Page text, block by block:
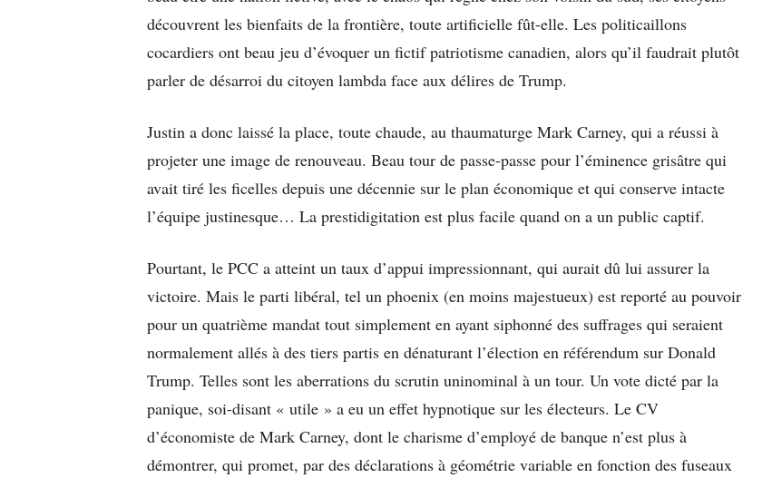
découvrent les bienfaits de la frontière, toute artificielle fût-elle. Les politicaillons
cocardiers ont beau jeu d’évoquer un fictif patriotisme canadien, alors qu’il faudrait plutôt
parler de désarroi du citoyen lambda face aux délires de Trump.
Justin a donc laissé la place, toute chaude, au thaumaturge Mark Carney, qui a réussi à
projeter une image de renouveau. Beau tour de passe-passe pour l’éminence grisâtre qui
avait tiré les ficelles depuis une décennie sur le plan économique et qui conserve intacte
l’équipe justinesque… La prestidigitation est plus facile quand on a un public captif.
Pourtant, le PCC a atteint un taux d’appui impressionnant, qui aurait dû lui assurer la
victoire. Mais le parti libéral, tel un phoenix (en moins majestueux) est reporté au pouvoir
pour un quatrième mandat tout simplement en ayant siphonné des suffrages qui seraient
normalement allés à des tiers partis en dénaturant l’élection en référendum sur Donald
Trump. Telles sont les aberrations du scrutin uninominal à un tour. Un vote dicté par la
panique, soi-disant « utile » a eu un effet hypnotique sur les électeurs. Le CV
d’économiste de Mark Carney, dont le charisme d’employé de banque n’est plus à
démontrer, qui promet, par des déclarations à géométrie variable en fonction des fuseaux